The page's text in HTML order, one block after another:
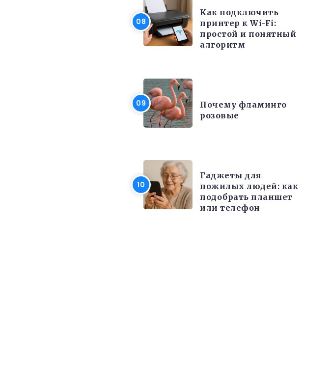
Как подключить
принтер к Wi-Fi:
простой и понятный
алгоритм
Почему фламинго
розовые
Гаджеты для
пожилых людей: как
подобрать планшет
или телефон